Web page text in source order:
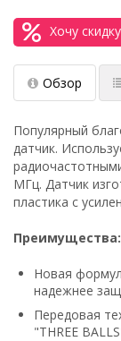
Хочу скидку
Обзор
Популярный
датчик.
МГц. Датчик
пластика с
Преимущества:
Новая
надежнее
Передовая
"THREE